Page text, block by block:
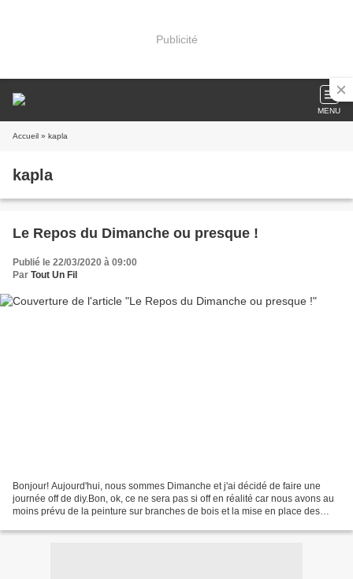
Publicité
MENU
Accueil » kapla
kapla
Le Repos du Dimanche ou presque !
Publié le 22/03/2020 à 09:00
Par Tout Un Fil
Bonjour! Aujourd'hui, nous sommes Dimanche et j'ai décidé de faire une
journée off de diy.Bon, ok, ce ne sera pas si off en réalité car nous avons au
moins prévu de la peinture sur branches de bois et la mise en place des